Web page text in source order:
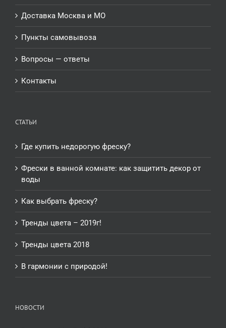
Доставка Москва и МО
Пункты самовывоза
Вопросы — ответы
Контакты
СТАТЬИ
Где купить недорогую фреску?
Фрески в ванной комнате: как защитить декор от
воды
Как выбрать фреску?
Тренды цвета – 2019г!
Тренды цвета 2018
В гармонии с природой!
НОВОСТИ